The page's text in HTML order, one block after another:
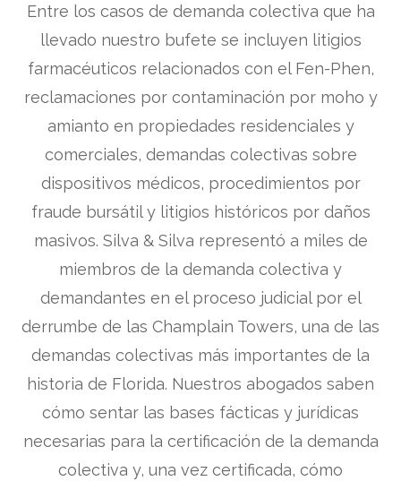
Entre los casos de demanda colectiva que ha
llevado nuestro bufete se incluyen litigios
farmacéuticos relacionados con el Fen-Phen,
reclamaciones por contaminación por moho y
amianto en propiedades residenciales y
comerciales, demandas colectivas sobre
dispositivos médicos, procedimientos por
fraude bursátil y litigios históricos por daños
masivos. Silva & Silva representó a miles de
miembros de la demanda colectiva y
demandantes en el proceso judicial por el
derrumbe de las Champlain Towers, una de las
demandas colectivas más importantes de la
historia de Florida. Nuestros abogados saben
cómo sentar las bases fácticas y jurídicas
necesarias para la certificación de la demanda
colectiva y, una vez certificada, cómo